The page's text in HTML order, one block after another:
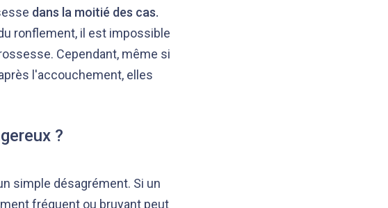
dans la moitié des cas.
ronflement, il est impossible
Cependant, même si
l'accouchement, elles
?
simple désagrément. Si un
fréquent ou bruyant peut